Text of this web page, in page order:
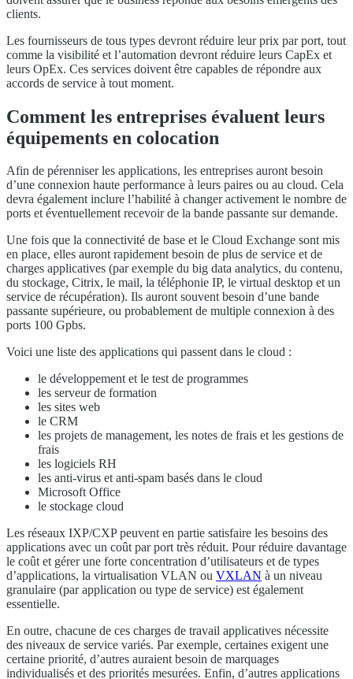
clients.
Les fournisseurs de tous types devront réduire leur prix par port, tout
comme la visibilité et l’automation devront réduire leurs CapEx et
leurs OpEx. Ces services doivent être capables de répondre aux
accords de service à tout moment.
Comment les entreprises évaluent leurs
équipements en colocation
Afin de pérenniser les applications, les entreprises auront besoin
d’une connexion haute performance à leurs paires ou au cloud. Cela
devra également inclure l’habilité à changer activement le nombre de
ports et éventuellement recevoir de la bande passante sur demande.
Une fois que la connectivité de base et le Cloud Exchange sont mis
en place, elles auront rapidement besoin de plus de service et de
charges applicatives (par exemple du big data analytics, du contenu,
du stockage, Citrix, le mail, la téléphonie IP, le virtual desktop et un
service de récupération). Ils auront souvent besoin d’une bande
passante supérieure, ou probablement de multiple connexion à des
ports 100 Gpbs.
Voici une liste des applications qui passent dans le cloud :
le développement et le test de programmes
les serveur de formation
les sites web
le CRM
les projets de management, les notes de frais et les gestions de
frais
les logiciels RH
les anti-virus et anti-spam basés dans le cloud
Microsoft Office
le stockage cloud
Les réseaux IXP/CXP peuvent en partie satisfaire les besoins des
applications avec un coût par port très réduit. Pour réduire davantage
le coût et gérer une forte concentration d’utilisateurs et de types
d’applications, la virtualisation VLAN ou VXLAN à un niveau
granulaire (par application ou type de service) est également
essentielle.
En outre, chacune de ces charges de travail applicatives nécessite
des niveaux de service variés. Par exemple, certaines exigent une
certaine priorité, d’autres auraient besoin de marquages
individualisés et des priorités mesurées. Enfin, d’autres applications